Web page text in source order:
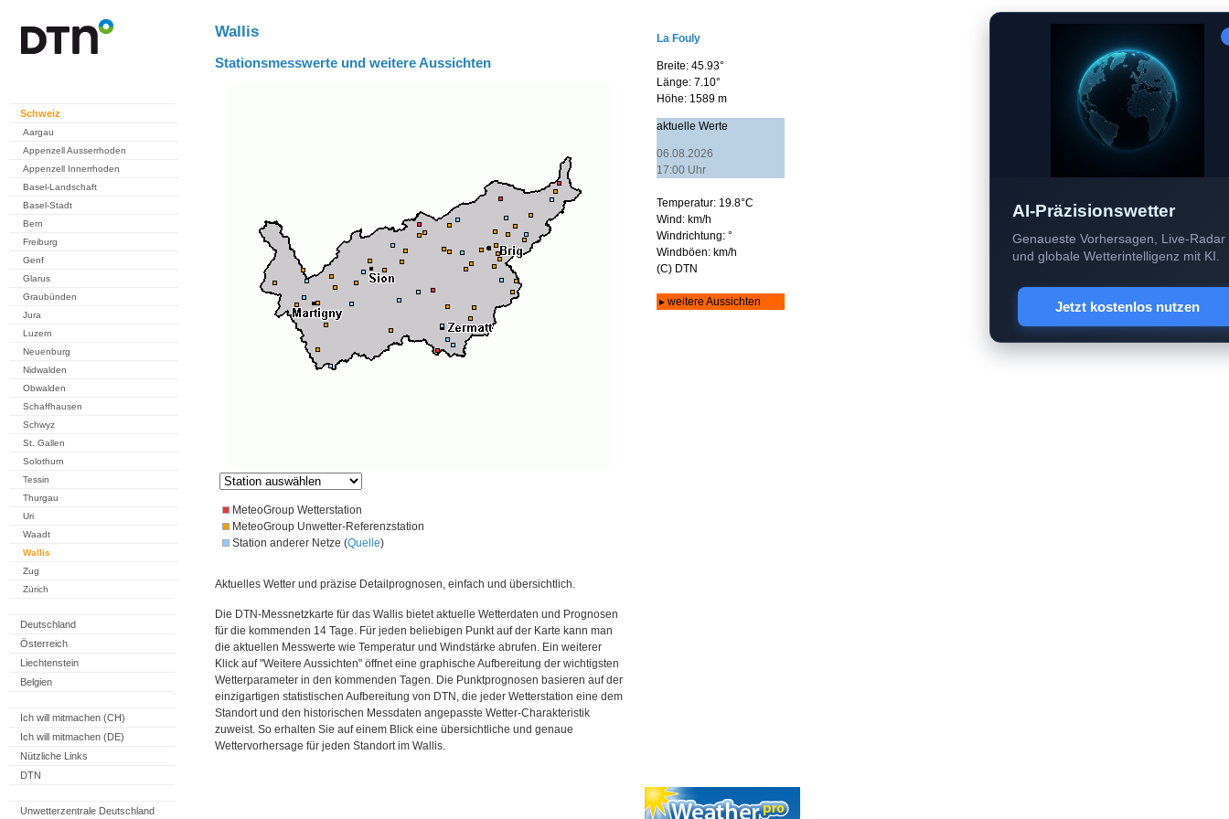
Schweiz
Aargau
Appenzell Ausserrhoden
Appenzell Innerrhoden
Basel-Landschaft
Basel-Stadt
Bern
Freiburg
Genf
Glarus
Graubünden
Jura
Luzern
Neuenburg
Nidwalden
Obwalden
Schaffhausen
Schwyz
St. Gallen
Solothurn
Tessin
Thurgau
Uri
Waadt
Wallis
Zug
Zürich
Deutschland
Österreich
Liechtenstein
Belgien
Ich will mitmachen (CH)
Ich will mitmachen (DE)
Nützliche Links
DTN
Unwetterzentrale Deutschland
Wallis
Stationsmesswerte und weitere Aussichten
MeteoGroup Wetterstation
MeteoGroup Unwetter-Referenzstation
Station anderer Netze (Quelle)
Aktuelles Wetter und präzise Detailprognosen, einfach und übersichtlich.
Die DTN-Messnetzkarte für das Wallis bietet aktuelle Wetterdaten und Prognosen
für die kommenden 14 Tage. Für jeden beliebigen Punkt auf der Karte kann man
die aktuellen Messwerte wie Temperatur und Windstärke abrufen. Ein weiterer
Klick auf "Weitere Aussichten" öffnet eine graphische Aufbereitung der wichtigsten
Wetterparameter in den kommenden Tagen. Die Punktprognosen basieren auf der
einzigartigen statistischen Aufbereitung von DTN, die jeder Wetterstation eine dem
Standort und den historischen Messdaten angepasste Wetter-Charakteristik
zuweist. So erhalten Sie auf einem Blick eine übersichtliche und genaue
Wettervorhersage für jeden Standort im Wallis.
AI-Präzisionswetter
Genaueste Vorhersagen, Live-Radar
und globale Wetterintelligenz mit KI.
Jetzt kostenlos nutzen